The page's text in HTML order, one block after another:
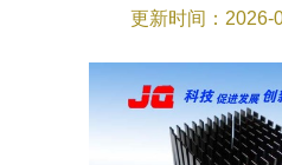
久
更新时间：2026-